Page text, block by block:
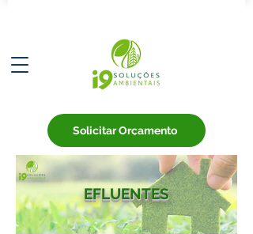
Solicitar Orçamento
EFLUENTES